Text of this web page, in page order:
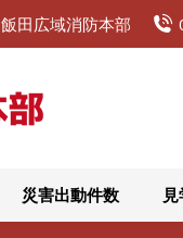
田広域消防本部
災害出動件数
組織概要